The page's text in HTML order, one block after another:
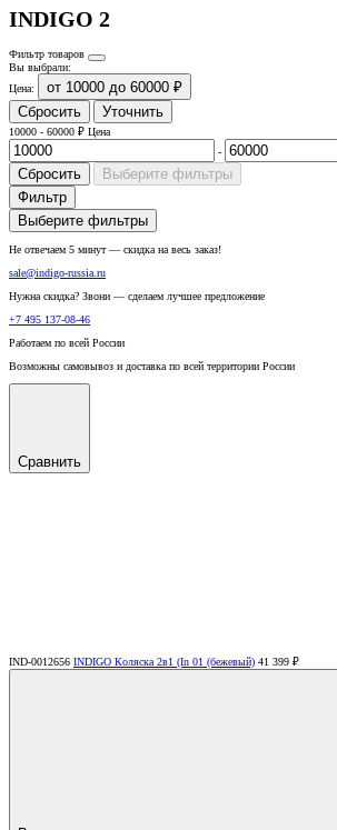
INDIGO 2
Фильтр товаров
Вы выбрали:
Цена:
от 10000 до 60000 ₽
Сбросить
Уточнить
10000 - 60000 ₽ Цена
-
Сбросить
Выберите фильтры
Фильтр
Выберите фильтры
Не отвечаем 5 минут — скидка на весь заказ!
sale@indigo-russia.ru
Нужна скидка? Звони — сделаем лучшее предложение
+7 495 137-08-46
Работаем по всей России
Возможны самовывоз и доставка по всей территории России
Сравнить
IND-0012656 INDIGO Коляска 2в1 (In 01 (бежевый) 41 399 ₽